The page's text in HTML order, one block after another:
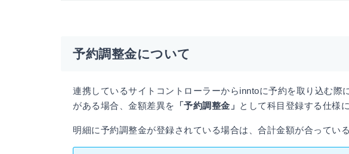
予約調整金について
連携しているサイトコントローラーからinntoに予約を取り込む際
がある場合、金額差異を 「予約調整金」 として科目登録する仕様
明細に予約調整金が登録されている場合は、合計金額が合ってい